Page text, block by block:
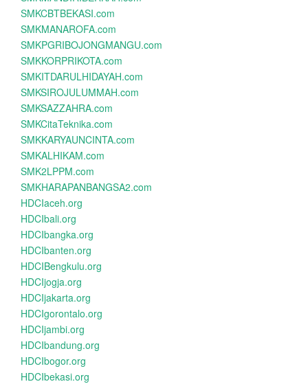
SMKCBTBEKASI.com
SMKMANAROFA.com
SMKPGRIBOJONGMANGU.com
SMKKORPRIKOTA.com
SMKITDARULHIDAYAH.com
SMKSIROJULUMMAH.com
SMKSAZZAHRA.com
SMKCitaTeknika.com
SMKKARYAUNCINTA.com
SMKALHIKAM.com
SMK2LPPM.com
SMKHARAPANBANGSA2.com
HDCIaceh.org
HDCIbali.org
HDCIbangka.org
HDCIbanten.org
HDCIBengkulu.org
HDCIjogja.org
HDCIjakarta.org
HDCIgorontalo.org
HDCIjambi.org
HDCIbandung.org
HDCIbogor.org
HDCIbekasi.org